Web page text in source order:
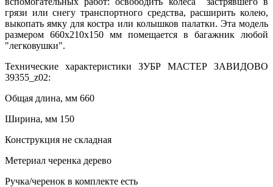
грязи или снегу транспортного средства, расширить колею,
выкопать ямку для костра или колышков палатки. Эта модель
размером 660x210x150 мм помещается в багажник любой
"легковушки".
Технические характеристики ЗУБР МАСТЕР ЗАВИДОВО
39355_z02:
Общая длина, мм 660
Ширина, мм 150
Конструкция не складная
Метериал черенка дерево
Ручка/черенок в комплекте есть